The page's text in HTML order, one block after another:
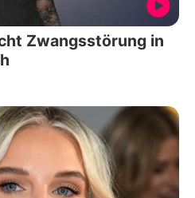
Zwangsstörung in